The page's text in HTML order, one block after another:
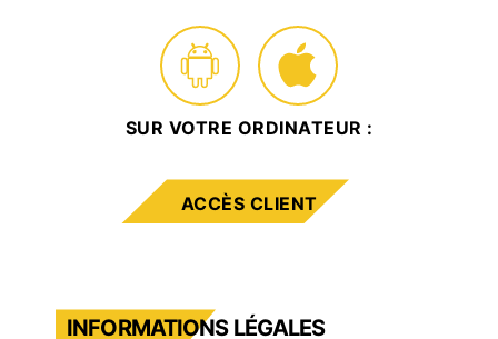
SUR VOTRE ORDINATEUR :
ACCÈS CLIENT
INFORMATIONS LÉGALES